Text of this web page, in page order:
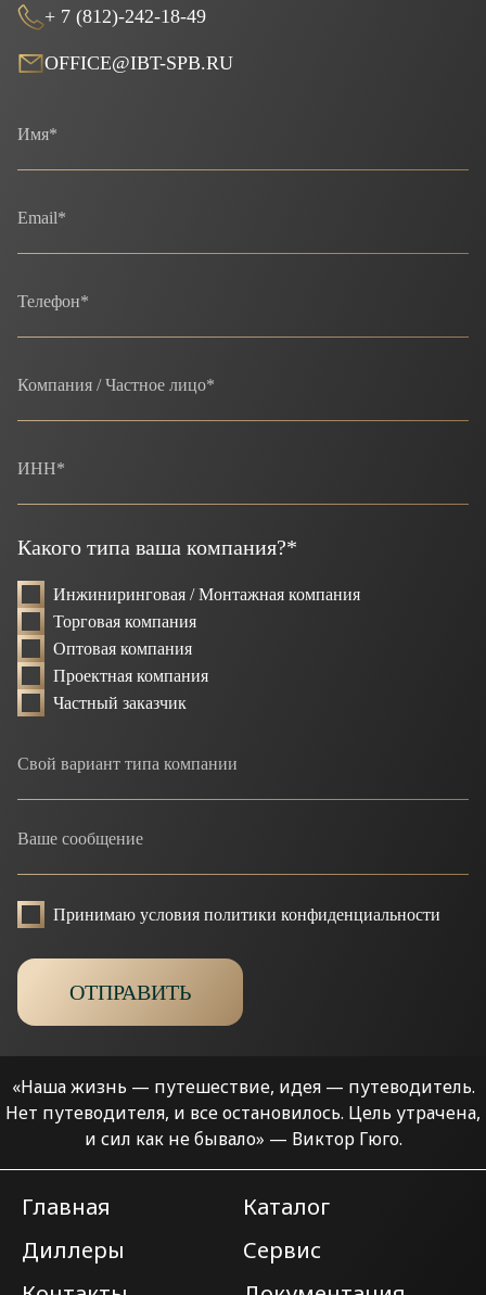
+ 7 (812)-242-18-49
OFFICE@IBT-SPB.RU
Какого типа ваша компания?*
Инжиниринговая / Монтажная компания
Торговая компания
Оптовая компания
Проектная компания
Частный заказчик
Принимаю условия политики конфиденциальности
ОТПРАВИТЬ
«Наша жизнь — путешествие, идея — путеводитель.
Нет путеводителя, и все остановилось. Цель утрачена,
и сил как не бывало» — Виктор Гюго.
Главная
Каталог
Диллеры
Сервис